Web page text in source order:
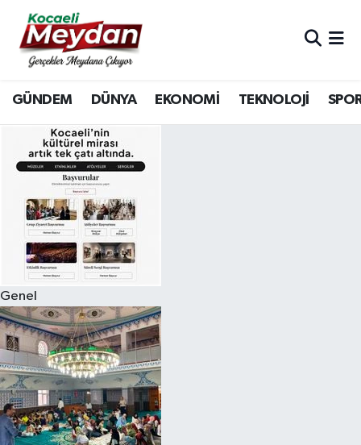
GÜNDEM DÜNYA EKONOMİ TEKNOLOJİ
Genel
Nöbetçi Eczaneler
Hava Durumu
Trafik Durumu
Süper Lig Puan Durumu ve Fikstür
Tüm Manşetler
Son Dakika Haberleri
Haber Arşivi